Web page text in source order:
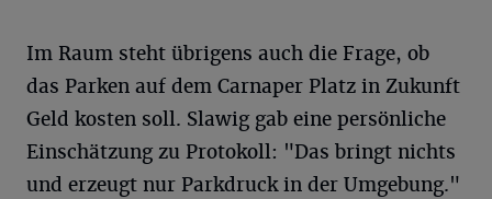
Im Raum steht übrigens auch die Frage, ob
das Parken auf dem Carnaper Platz in Zukunft
Geld kosten soll. Slawig gab eine persönliche
Einschätzung zu Protokoll: "Das bringt nichts
und erzeugt nur Parkdruck in der Umgebung."